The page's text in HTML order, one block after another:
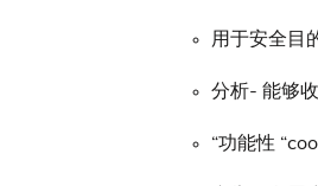
用于安全目
分析- 能够
“功能性